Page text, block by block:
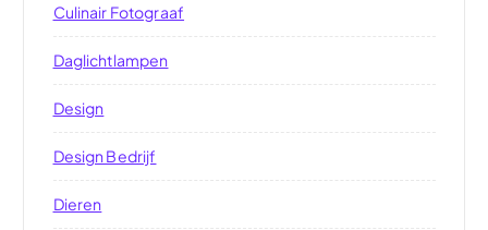
Culinair Fotograaf
Daglichtlampen
Design
Design Bedrijf
Dieren